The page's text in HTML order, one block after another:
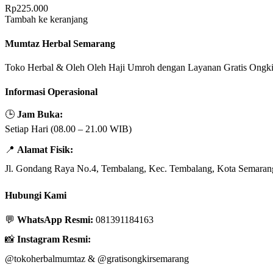
Rp225.000
Tambah ke keranjang
Mumtaz Herbal Semarang
Toko Herbal & Oleh Oleh Haji Umroh dengan Layanan Gratis
Informasi Operasional
🕒 Jam Buka:
Setiap Hari (08.00 – 21.00 WIB)
📍 Alamat Fisik:
Jl. Gondang Raya No.4, Tembalang, Kec. Tembalang, Kota
Hubungi Kami
💬 WhatsApp Resmi: 081391184163
📸 Instagram Resmi:
@tokoherbalmumtaz & @gratisongkirsemarang